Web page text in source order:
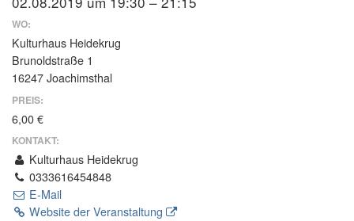
WO:
Kulturhaus Heidekrug
Brunoldstraße 1
16247 Joachimsthal
PREIS:
6,00 €
KONTAKT:
Kulturhaus Heidekrug
0333616454848
E-Mail
Website der Veranstaltung